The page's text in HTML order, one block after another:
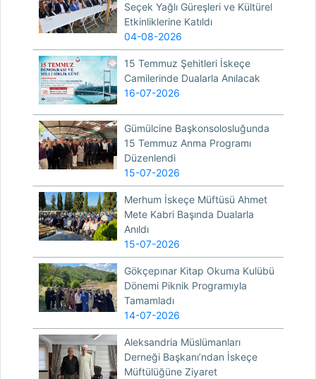
Seçek Yağlı Güreşleri ve Kültürel
Etkinliklerine Katıldı
04-08-2026
15 Temmuz Şehitleri İskeçe
Camilerinde Dualarla Anılacak
16-07-2026
Gümülcine Başkonsolosluğunda
15 Temmuz Anma Programı
Düzenlendi
15-07-2026
Merhum İskeçe Müftüsü Ahmet
Mete Kabri Başında Dualarla
Anıldı
15-07-2026
Gökçepınar Kitap Okuma Kulübü
Dönemi Piknik Programıyla
Tamamladı
14-07-2026
Aleksandria Müslümanları
Derneği Başkanı’ndan İskeçe
Müftülüğüne Ziyaret